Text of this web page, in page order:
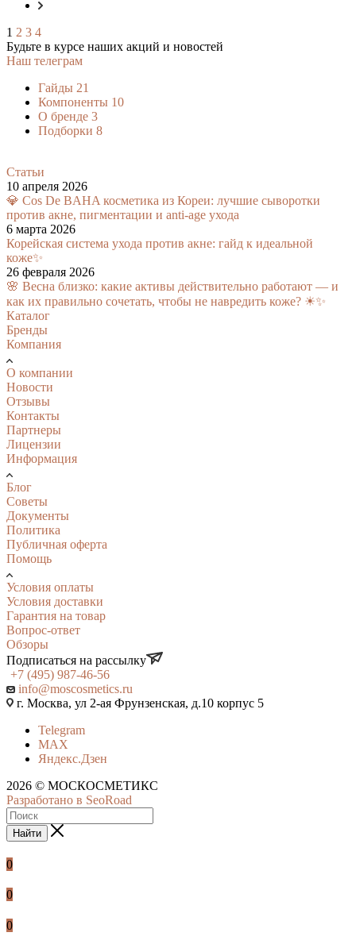
1 2 3 4
Будьте в курсе наших акций и новостей
Наш телеграм
Гайды 21
Компоненты 10
О бренде 3
Подборки 8
Статьи
10 апреля 2026
💎 Cos De BAHA косметика из Кореи: лучшие сыворотки
против акне, пигментации и anti-age ухода
6 марта 2026
Корейская система ухода против акне: гайд к идеальной
коже✨
26 февраля 2026
🌸 Весна близко: какие активы действительно работают — и
как их правильно сочетать, чтобы не навредить коже? ☀✨
Каталог
Бренды
Компания
О компании
Новости
Отзывы
Контакты
Партнеры
Лицензии
Информация
Блог
Советы
Документы
Политика
Публичная оферта
Помощь
Условия оплаты
Условия доставки
Гарантия на товар
Вопрос-ответ
Обзоры
Подписаться на рассылку
+7 (495) 987-46-56
info@moscosmetics.ru
г. Москва, ул 2-ая Фрунзенская, д.10 корпус 5
Telegram
MAX
Яндекс.Дзен
2026 © МОСКОСМЕТИКС
Разработано в SeoRoad
Найти
0
0
0